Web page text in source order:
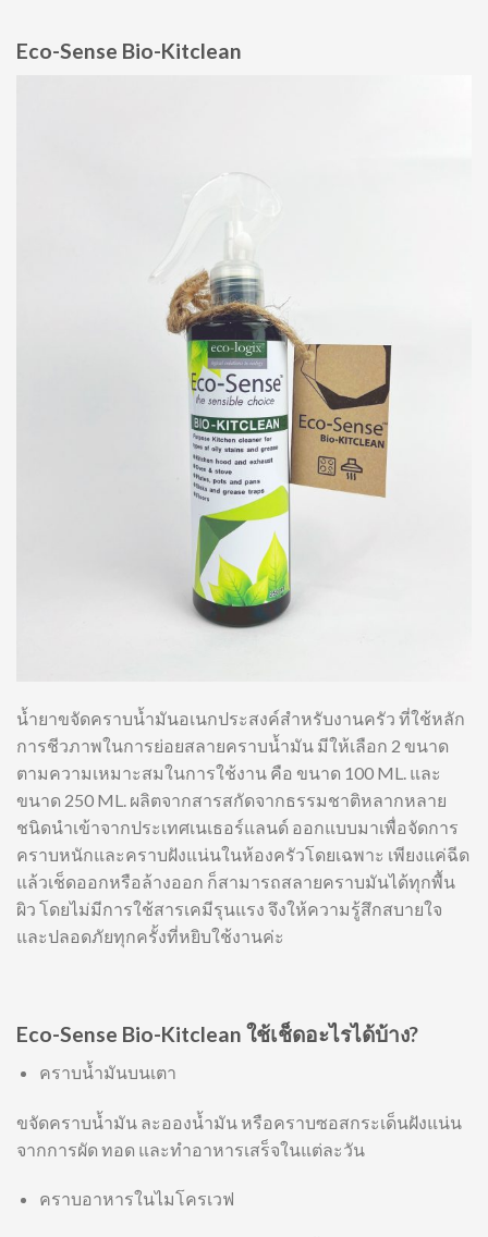
Eco-Sense Bio-Kitclean
น้ำยาขจัดคราบน้ำมันอเนกประสงค์สำหรับงานครัว ที่ใช้หลัก
การชีวภาพในการย่อยสลายคราบน้ำมัน มีให้เลือก 2 ขนาด
ตามความเหมาะสมในการใช้งาน คือ ขนาด 100 ML. และ
ขนาด 250 ML. ผลิตจากสารสกัดจากธรรมชาติหลากหลาย
ชนิดนำเข้าจากประเทศเนเธอร์แลนด์ ออกแบบมาเพื่อจัดการ
คราบหนักและคราบฝังแน่นในห้องครัวโดยเฉพาะ เพียงแค่ฉีด
แล้วเช็ดออกหรือล้างออก ก็สามารถสลายคราบมันได้ทุกพื้น
ผิว โดยไม่มีการใช้สารเคมีรุนแรง จึงให้ความรู้สึกสบายใจ
และปลอดภัยทุกครั้งที่หยิบใช้งานค่ะ
Eco-Sense Bio-Kitclean ใช้เช็ดอะไรได้บ้าง?
คราบน้ำมันบนเตา
ขจัดคราบน้ำมัน ละอองน้ำมัน หรือคราบซอสกระเด็นฝังแน่น
จากการผัด ทอด และทำอาหารเสร็จในแต่ละวัน
คราบอาหารในไมโครเวฟ